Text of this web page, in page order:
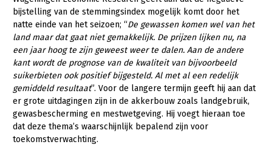
Pluimveehouderij
Schapenhouderij
Varkenshouderij
Vleesveehouderij
Glastuinbouw
Paddenstoelen
Vollegrondsgroente
Webinars
Over LTO
LTO Nederland
Mensen
Bestuur en Directie
Medewerkers
Vakgroepbestuurders
Jaarverslag 2023
Vacatures
Pers
bijstelling van de stemmingsindex mogelijk komt door het
natte einde van het seizoen; “De gewassen komen wel van het
land maar dat gaat niet gemakkelijk. De prijzen lijken nu, na
een jaar hoog te zijn geweest weer te dalen. Aan de andere
kant wordt de prognose van de kwaliteit van bijvoorbeeld
suikerbieten ook positief bijgesteld. Al met al een redelijk
gemiddeld resultaat”. Voor de langere termijn geeft hij aan dat
er grote uitdagingen zijn in de akkerbouw zoals landgebruik,
gewasbescherming en mestwetgeving. Hij voegt hieraan toe
dat deze thema’s waarschijnlijk bepalend zijn voor
toekomstverwachting.